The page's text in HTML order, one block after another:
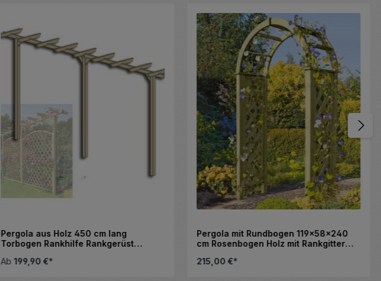
Pergola aus Holz 450 cm lang
Torbogen Rankhilfe Rankgerüst
Ab 199,90 €*
Pergola mit Rundbogen 119x58x240
cm Rosenbogen Holz mit Rankgitter
215,00 €*